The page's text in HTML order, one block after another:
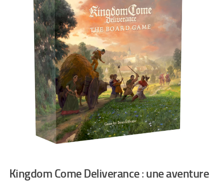
Kingdom Come Deliverance: une aventure